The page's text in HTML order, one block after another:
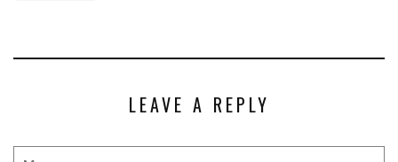
LEAVE A REPLY